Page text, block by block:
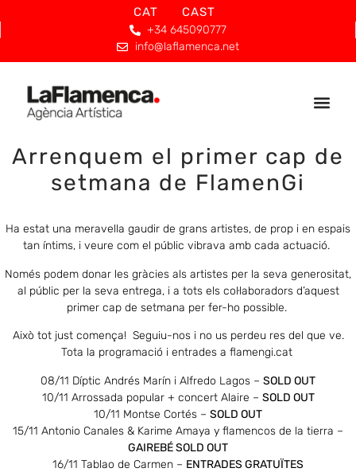
CAT CAST
+34 645090777
info@laflamenca.net
Arrenquem el primer cap de
setmana de FlamenGi
Ha estat una meravella gaudir de grans artistes, de prop i en espais
tan íntims, i veure com el públic vibrava amb cada actuació.
Només podem donar les gràcies als artistes per la seva generositat,
al públic per la seva entrega, i a tots els col·laboradors d’aquest
primer cap de setmana per fer-ho possible.
Això tot just comença! Seguiu-nos i no us perdeu res del que ve.
Tota la programació i entrades a flamengi.cat
08/11 Díptic Andrés Marín i Alfredo Lagos – SOLD OUT
10/11 Arrossada popular + concert Alaire – SOLD OUT
10/11 Montse Cortés – SOLD OUT
15/11 Antonio Canales & Karime Amaya y flamencos de la tierra –
GAIREBÉ SOLD OUT
16/11 Tablao de Carmen – ENTRADES GRATUÏTES